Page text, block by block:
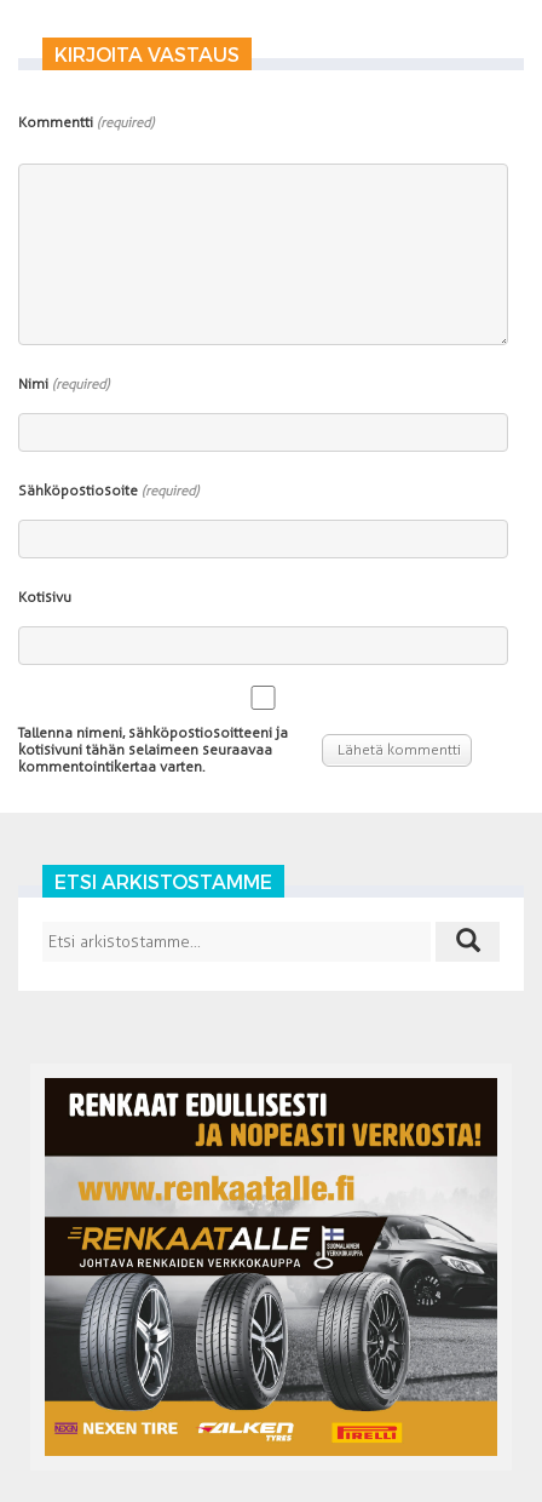
KIRJOITA VASTAUS
Kommentti (required)
Nimi (required)
Sähköpostiosoite (required)
Kotisivu
Tallenna nimeni, sähköpostiosoitteeni ja
kotisivuni tähän selaimeen seuraavaa
kommentointikertaa varten.
ETSI ARKISTOSTAMME